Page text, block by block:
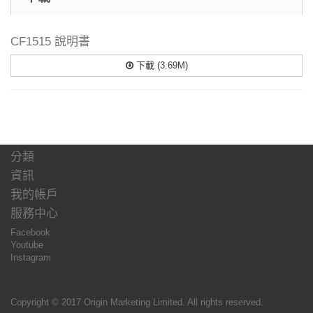
CF1515 說明書
下載 (3.69M)
分類
資訊
Copyright © 2017 Origin Marketing Limited. All rights reserved.
我的帳戶
服務中心
Facebook
Youtube
Instagram